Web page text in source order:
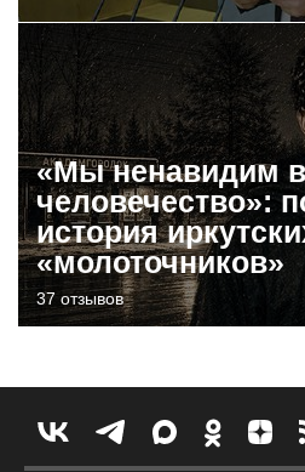
«Мы ненавидим
человечество»:
история
«молоточников»
37 отзывов